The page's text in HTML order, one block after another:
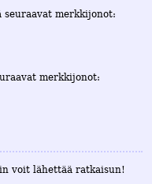
seuraavat merkkijonot:
merkkijonot:
voit lähettää ratkaisun!